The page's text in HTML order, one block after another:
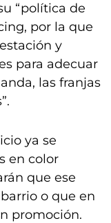
“política de
por la que
y
para adecuar
las franjas
ya se
en color
que ese
o que en
promoción.